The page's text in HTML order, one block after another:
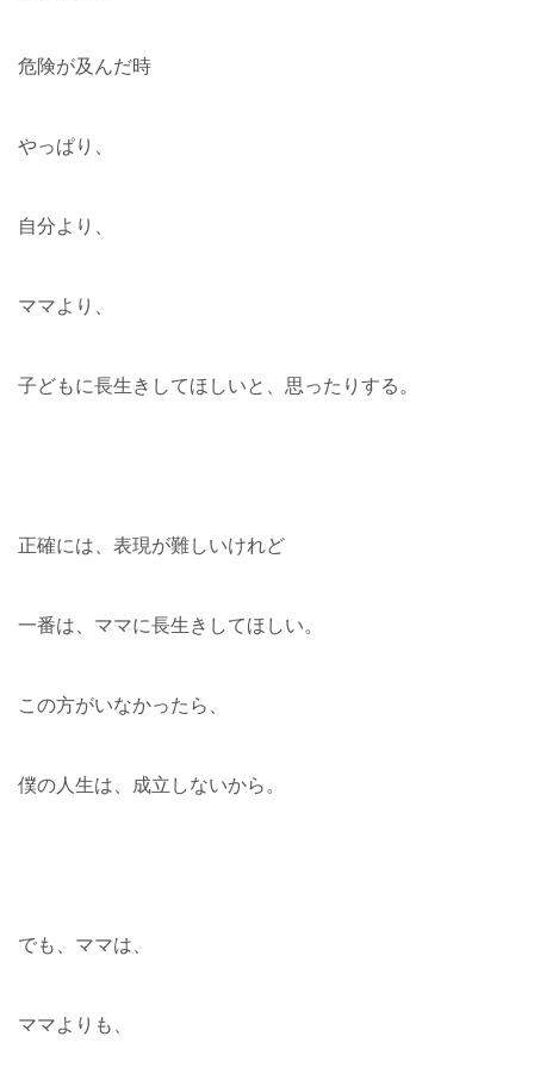
危険が及んだ時
やっぱり、
自分より、
ママより、
子どもに長生きしてほしいと、思ったりする。
正確には、表現が難しいけれど
一番は、ママに長生きしてほしい。
この方がいなかったら、
僕の人生は、成立しないから。
でも、ママは、
ママよりも、